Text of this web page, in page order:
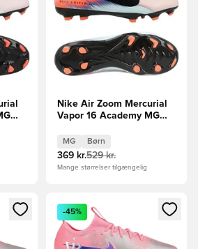
Nike Air Zoom Mercurial
Vapor 16 Academy MG
MG Børn
369 kr.529 kr.
Mange størrelser tilgængelig
logge ind eller tilmelde dig som
Åbner en Modal til at logge
-45%